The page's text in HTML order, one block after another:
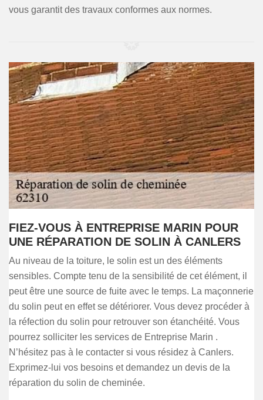
vous garantit des travaux conformes aux normes.
FIEZ-VOUS À ENTREPRISE MARIN POUR
UNE RÉPARATION DE SOLIN À CANLERS
Au niveau de la toiture, le solin est un des éléments
sensibles. Compte tenu de la sensibilité de cet élément, il
peut être une source de fuite avec le temps. La maçonnerie
du solin peut en effet se détériorer. Vous devez procéder à
la réfection du solin pour retrouver son étanchéité. Vous
pourrez solliciter les services de Entreprise Marin .
N’hésitez pas à le contacter si vous résidez à Canlers.
Exprimez-lui vos besoins et demandez un devis de la
réparation du solin de cheminée.